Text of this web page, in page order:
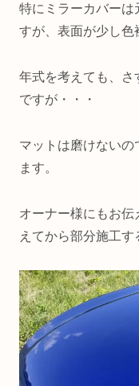
特にミラーカバーは
すが、表面が少し色
年式を考えても、さ
ですが・・・
マットは磨けない
ます。
オーナー様にもお
えてから部分施工す